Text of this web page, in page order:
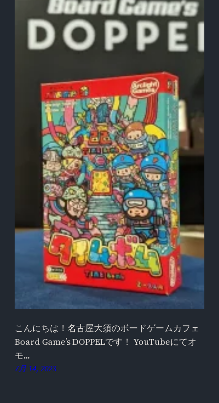
こんにちは！名古屋大須のボードゲームカフェ
Board Game’s DOPPELです！ YouTubeにてオ
モ…
7月 14, 2023